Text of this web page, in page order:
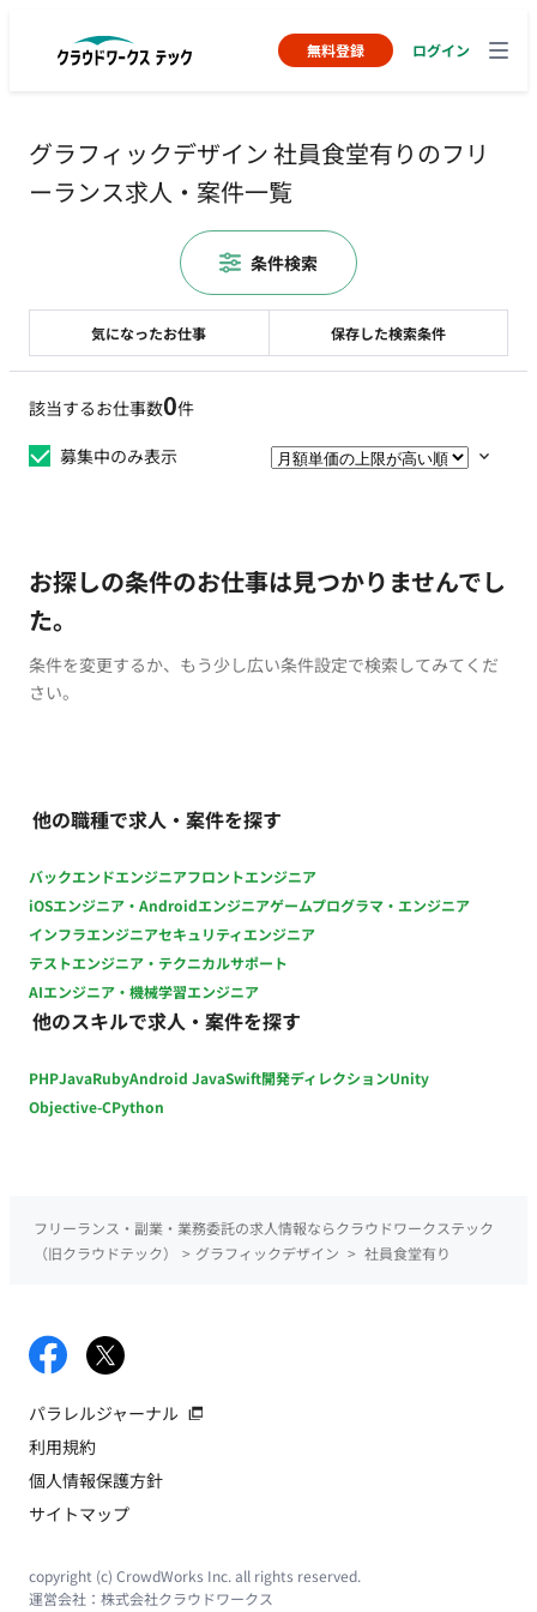
無料登録 ログイン
グラフィックデザイン 社員食堂有りのフリ
ーランス求人・案件一覧
該当するお仕事数0件
募集中のみ表示
お探しの条件のお仕事は見つかりませんでし
た。
条件を変更するか、もう少し広い条件設定で検索してみてくだ
さい。
他の職種で求人・案件を探す
バックエンドエンジニアフロントエンジニア
iOSエンジニア・Androidエンジニアゲームプログラマ・エンジニア
インフラエンジニアセキュリティエンジニア
テストエンジニア・テクニカルサポート
AIエンジニア・機械学習エンジニア
他のスキルで求人・案件を探す
PHPJavaRubyAndroid JavaSwift開発ディレクションUnity
Objective-CPython
気になったお仕事 保存した検索条件
条件検索
フリーランス・副業・業務委託の求人情報ならクラウドワークステック
（旧クラウドテック）
> グラフィックデザイン > 社員食堂有り
パラレルジャーナル
利用規約
個人情報保護方針
サイトマップ
copyright (c) CrowdWorks Inc. all rights reserved.
運営会社： 株式会社クラウドワークス